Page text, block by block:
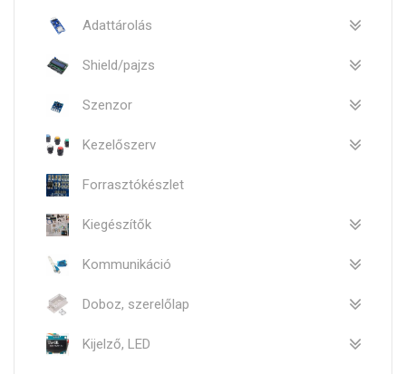
Adattárolás
Shield/pajzs
Szenzor
Kezelőszerv
Forrasztókészlet
Kiegészítők
Kommunikáció
Doboz, szerelőlap
Kijelző, LED